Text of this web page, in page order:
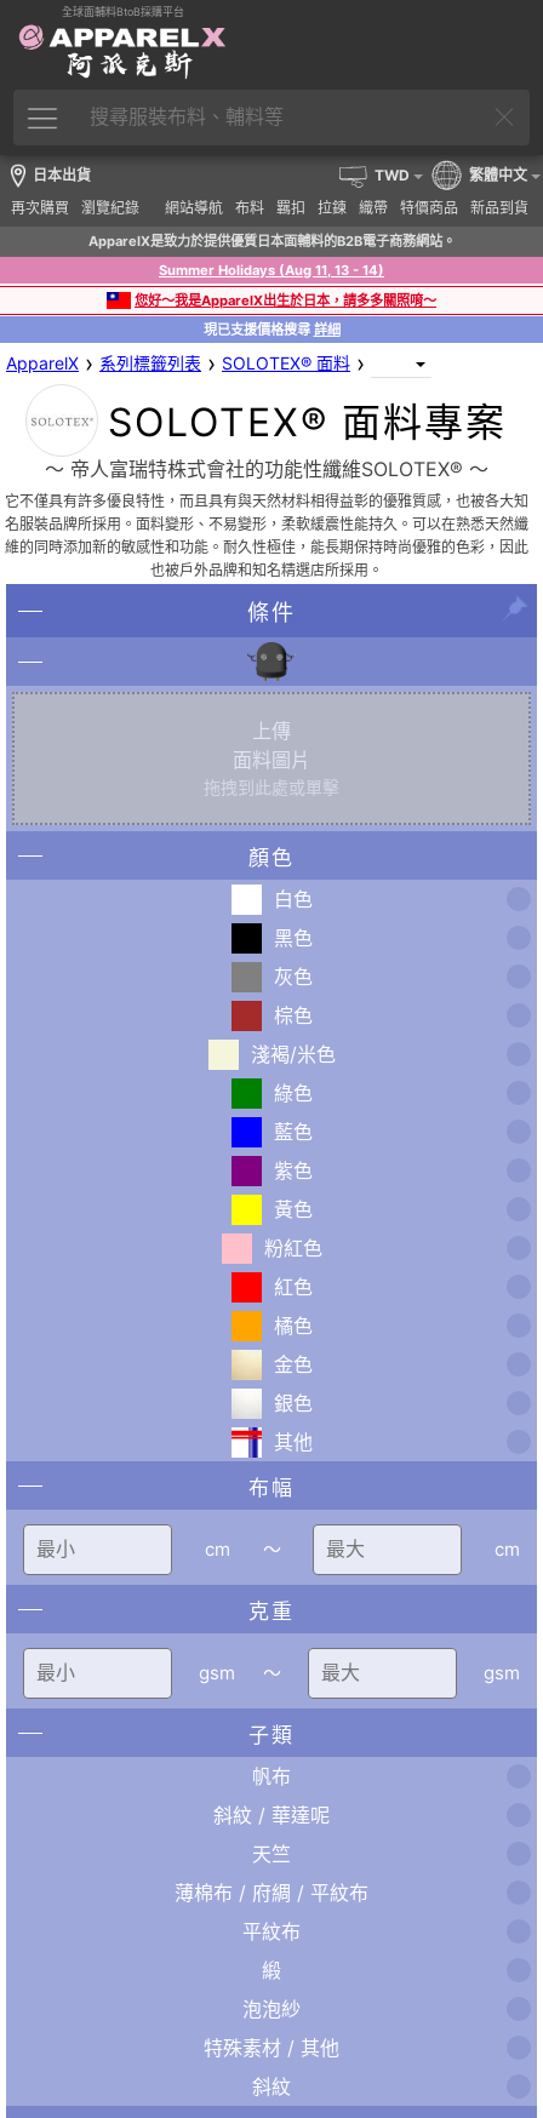
全球面輔料BtoB採購平台
日本出貨
再次購買
瀏覽紀錄 網站導航 布料 羈扣 拉鍊 織帶 特價商品 新品到貨
TWD 繁體中文
ApparelX是致力於提供優質日本面輔料的B2B電子商務網站。
Summer Holidays (Aug 11, 13 - 14)
您好～我是ApparelX出生於日本，請多多關照唷～
現已支援價格搜尋 詳細
ApparelX › 系列標籤列表 › SOLOTEX® 面料 ›
SOLOTEX® 面料專案
〜 帝人富瑞特株式會社的功能性纖維SOLOTEX® 〜
它不僅具有許多優良特性，而且具有與天然材料相得益彰的優雅質感，也被各大知
名服裝品牌所採用。面料變形、不易變形，柔軟緩震性能持久。可以在熟悉天然纖
維的同時添加新的敏感性和功能。耐久性極佳，能長期保持時尚優雅的色彩，因此
也被戶外品牌和知名精選店所採用。
條件
上傳
面料圖片
拖拽到此處或單擊
顏色
白色
黑色
灰色
棕色
淺褐/米色
綠色
藍色
紫色
黃色
粉紅色
紅色
橘色
金色
銀色
其他
布幅
cm 〜 cm
克重
gsm 〜 gsm
子類
帆布
斜紋 / 華達呢
天竺
薄棉布 / 府綢 / 平紋布
平紋布
緞
泡泡紗
特殊素材 / 其他
斜紋